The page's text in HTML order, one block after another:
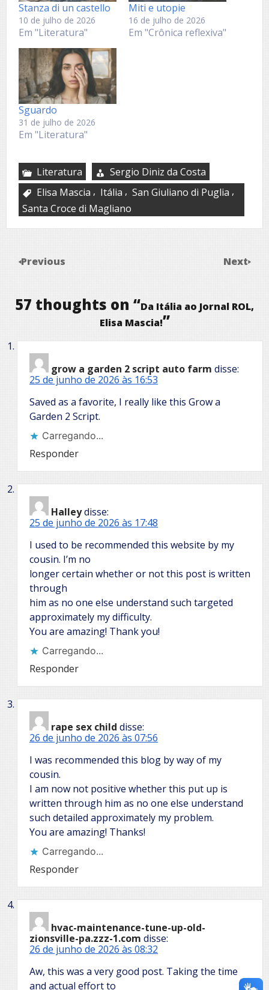
Stanza di un castello
10 de julho de 2026
Em "Literatura"
Miti e utopie
16 de julho de 2026
Em "Crônica reflexiva"
Sguardo
31 de julho de 2026
Em "Literatura"
Literatura
Sergio Diniz da Costa
Elisa Mascia , Itália , San Giuliano di Puglia ,
Santa Croce di Magliano
Previous Next
57 thoughts on “Da Itália ao Jornal ROL,
Elisa Mascia!”
grow a garden 2 script auto farm disse:
25 de junho de 2026 às 16:53
Saved as a favorite, I really like this Grow a
Garden 2 Script.
Carregando...
Responder
Halleydisse:
25 de junho de 2026 às 17:48
I used to be recommended this website by my
cousin. I’m no
longer certain whether or not this post is written
through
him as no one else understand such targeted
approximately my difficulty.
You are amazing! Thank you!
Carregando...
Responder
rape sex child disse:
26 de junho de 2026 às 07:56
I was recommended this blog by way of my
cousin.
I am now not positive whether this put up is
written through him as no one else understand
such detailed approximately my problem.
You are amazing! Thanks!
Carregando...
Responder
hvac-maintenance-tune-up-old-
zionsville-pa.zzz-1.com disse:
26 de junho de 2026 às 08:32
Aw, this was a very good post. Taking the time
and actual effort to